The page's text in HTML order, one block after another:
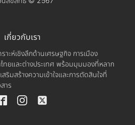
เกี่ยวกับเรา
าะห์เชิงลึกด้านเศรษฐกิจ การเมือง
ไทยและต่างประเทศ พร้อมมุมมองที่หลาก
ริมสร้างความเข้าใจและการตัดสินใจที่
าร